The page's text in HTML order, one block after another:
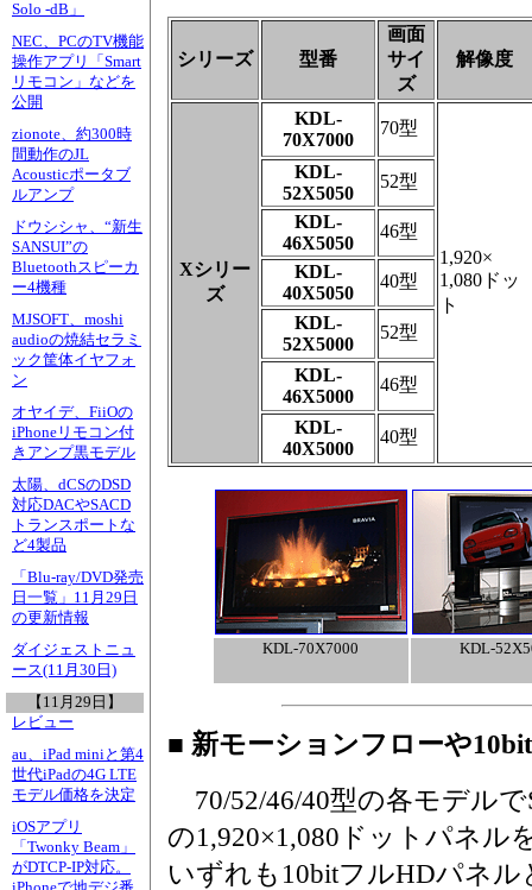
Solo -dB」
NEC、PCのTV機能
操作アプリ「Smart
リモコン」などを
公開
zionote、約300時
間動作のJL
Acousticポータブ
ルアンプ
ドウシシャ、“新生
SANSUI”の
Bluetoothスピーカ
ー4機種
MJSOFT、moshi
audioの焼結セラミ
ック筐体イヤフォ
ン
オヤイデ、FiiOの
iPhoneリモコン付
きアンプ黒モデル
太陽、dCSのDSD
対応DACやSACD
トランスポートな
ど4製品
「Blu-ray/DVD発売
日一覧」11月29日
の更新情報
ダイジェストニュ
ース(11月30日)
【11月29日】
レビュー
au、iPad miniと第4
世代iPadの4G LTE
モデル価格を決定
iOSアプリ
「Twonky Beam」
がDTCP-IP対応。
シリーズ 型番
画面
サイ
ズ
解像度
Xシリー
ズ
KDL-
70X7000
70型
1,920×
1,080ドッ
ト
KDL-
52X5050
52型
KDL-
46X5050
46型
KDL-
40X5050
40型
KDL-
52X5000
52型
KDL-
46X5000
46型
KDL-
40X5000
40型
KDL-70X7000 KDL-
■ 新モーションフローや
70/52/46/40型の各モデルで
の1,920×1,080ドットパネル
いずれも10bitフルHDパネル